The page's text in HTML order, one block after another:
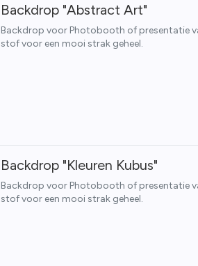
Backdrop "Abstract Art"
Backdrop voor Photobooth of presentatie
stof voor een mooi strak geheel.
Backdrop "Kleuren Kubus"
Backdrop voor Photobooth of presentatie
stof voor een mooi strak geheel.